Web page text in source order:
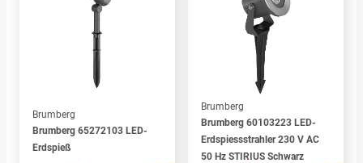
Brumberg
Brumberg 65272103 LED-
Erdspieß
Brumberg
Brumberg 60103223 LED-
Erdspiessstrahler 230 V AC
50 Hz STIRIUS Schwarz